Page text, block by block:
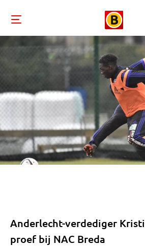
Anderlecht-verdediger
proef bij NAC Breda